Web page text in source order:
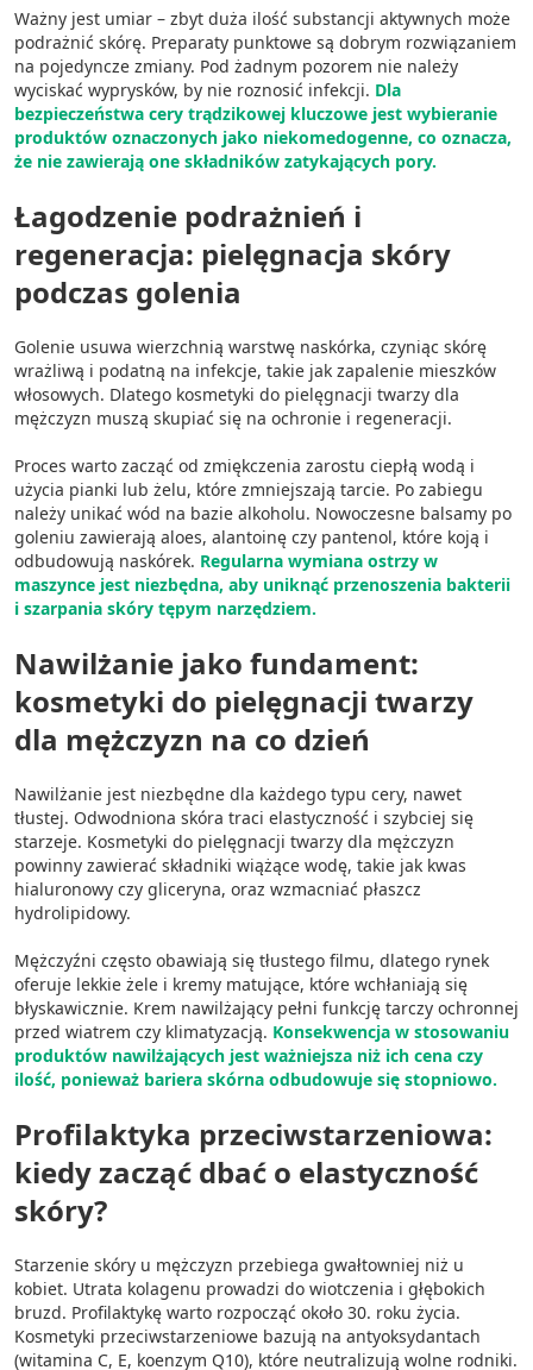
Ważny jest umiar – zbyt duża ilość substancji aktywnych może
podrażnić skórę. Preparaty punktowe są dobrym rozwiązaniem
na pojedyncze zmiany. Pod żadnym pozorem nie należy
wyciskać wyprysków, by nie roznosić infekcji. Dla
bezpieczeństwa cery trądzikowej kluczowe jest wybieranie
produktów oznaczonych jako niekomedogenne, co oznacza,
że nie zawierają one składników zatykających pory.
Łagodzenie podrażnień i
regeneracja: pielęgnacja skóry
podczas golenia
Golenie usuwa wierzchnią warstwę naskórka, czyniąc skórę
wrażliwą i podatną na infekcje, takie jak zapalenie mieszków
włosowych. Dlatego kosmetyki do pielęgnacji twarzy dla
mężczyzn muszą skupiać się na ochronie i regeneracji.
Proces warto zacząć od zmiękczenia zarostu ciepłą wodą i
użycia pianki lub żelu, które zmniejszają tarcie. Po zabiegu
należy unikać wód na bazie alkoholu. Nowoczesne balsamy po
goleniu zawierają aloes, alantoinę czy pantenol, które koją i
odbudowują naskórek. Regularna wymiana ostrzy w
maszynce jest niezbędna, aby uniknąć przenoszenia bakterii
i szarpania skóry tępym narzędziem.
Nawilżanie jako fundament:
kosmetyki do pielęgnacji twarzy
dla mężczyzn na co dzień
Nawilżanie jest niezbędne dla każdego typu cery, nawet
tłustej. Odwodniona skóra traci elastyczność i szybciej się
starzeje. Kosmetyki do pielęgnacji twarzy dla mężczyzn
powinny zawierać składniki wiążące wodę, takie jak kwas
hialuronowy czy gliceryna, oraz wzmacniać płaszcz
hydrolipidowy.
Mężczyźni często obawiają się tłustego filmu, dlatego rynek
oferuje lekkie żele i kremy matujące, które wchłaniają się
błyskawicznie. Krem nawilżający pełni funkcję tarczy ochronnej
przed wiatrem czy klimatyzacją. Konsekwencja w stosowaniu
produktów nawilżających jest ważniejsza niż ich cena czy
ilość, ponieważ bariera skórna odbudowuje się stopniowo.
Profilaktyka przeciwstarzeniowa:
kiedy zacząć dbać o elastyczność
skóry?
Starzenie skóry u mężczyzn przebiega gwałtowniej niż u
kobiet. Utrata kolagenu prowadzi do wiotczenia i głębokich
bruzd. Profilaktykę warto rozpocząć około 30. roku życia.
Kosmetyki przeciwstarzeniowe bazują na antyoksydantach
(witamina C, E, koenzym Q10), które neutralizują wolne rodniki.
wyboru reklam
Tworzenie profili w celu
spersonalizowanych reklam
Wykorzystanie profili do wyboru
spersonalizowanych reklam
Wykorzystywanie profili w celu doboru
spersonalizowanych treści
Pomiar efektywności reklam
Pomiar efektywności treści
Rozumienie odbiorców dzięki statystyce lub
kombinacji danych z różnych źródeł
Rozwój i ulepszanie usług
Wykorzystywanie ograniczonych danych do
wyboru treści
Funkcje specjalne IAB:
geolokalizacyjnych
Identyfikowanie urządzeń na podstawie
aktywnie żądanych informacji
Cele przetwarzania inne niż IAB:
Niezbędne
Wydajność (Performance)
Reklama / śledzenie